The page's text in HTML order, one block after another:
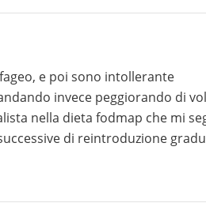
influire), non sto avendo più il
), mi vedo anche con qualche
cosa che non mi era mai
credo che il mio piano
ho la visita ginecologica per
e poi sono intollerante
invece peggiorando di
nella dieta fodmap che mi
di reintroduzione
sopraggiunte